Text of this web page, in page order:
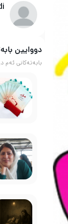
دووایین
بابەتەکانی ئەم